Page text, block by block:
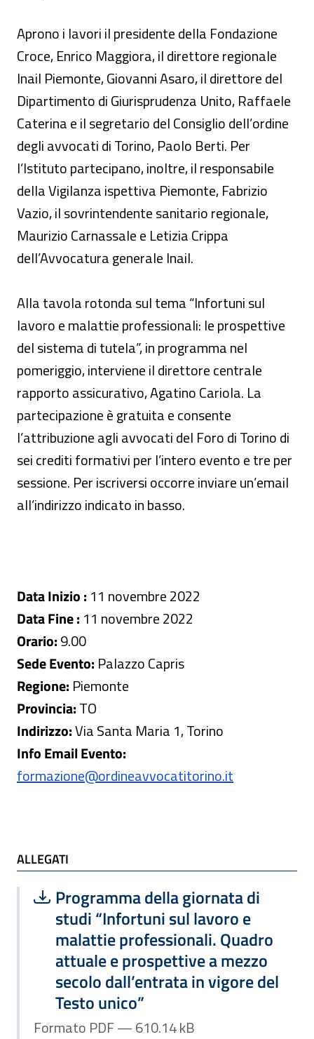
Aprono i lavori il presidente della Fondazione
Croce, Enrico Maggiora, il direttore regionale
Inail Piemonte, Giovanni Asaro, il direttore del
Dipartimento di Giurisprudenza Unito, Raffaele
Caterina e il segretario del Consiglio dell’ordine
degli avvocati di Torino, Paolo Berti. Per
l’Istituto partecipano, inoltre, il responsabile
della Vigilanza ispettiva Piemonte, Fabrizio
Vazio, il sovrintendente sanitario regionale,
Maurizio Carnassale e Letizia Crippa
dell’Avvocatura generale Inail.
Alla tavola rotonda sul tema “Infortuni sul
lavoro e malattie professionali: le prospettive
del sistema di tutela”, in programma nel
pomeriggio, interviene il direttore centrale
rapporto assicurativo, Agatino Cariola. La
partecipazione è gratuita e consente
l’attribuzione agli avvocati del Foro di Torino di
sei crediti formativi per l’intero evento e tre per
sessione. Per iscriversi occorre inviare un’email
all’indirizzo indicato in basso.
Data Inizio : 11 novembre 2022
Data Fine : 11 novembre 2022
Orario:9.00
Sede Evento: Palazzo Capris
Regione: Piemonte
Provincia:TO
Indirizzo:Via Santa Maria 1, Torino
Info Email Evento:
formazione@ordineavvocatitorino.it
ALLEGATI
ALLEGATI
Scarica file:
Programma della giornata di
studi “Infortuni sul lavoro e
malattie professionali. Quadro
attuale e prospettive a mezzo
secolo dall’entrata in vigore del
Testo unico”
Formato PDF — Dimensione 610.14 kB
Formato PDF — 610.14 kB